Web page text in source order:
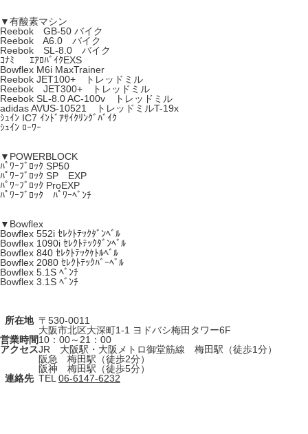
▼有酸素マシン
Reebok GB-50 バイク
Reebok A6.0 バイク
Reebok SL-8.0 バイク
ｺﾅﾐ ｴｱﾛﾊﾞｲｸEXS
Bowflex M6i MaxTrainer
Reebok JET100+ トレッドミル
Reebok JET300+ トレッドミル
Reebok SL-8.0 AC-100v トレッドミル
adidas AVUS-10521 トレッドミルT-19x
ｼｭｲﾝ IC7 ｲﾝﾄﾞｱｻｲｸﾘﾝｸﾞﾊﾞｲｸ
ｼｭｲﾝ ﾛｰﾜｰ
▼POWERBLOCK
ﾊﾟﾜｰﾌﾞﾛｯｸ SP50
ﾊﾟﾜｰﾌﾞﾛｯｸ SP EXP
ﾊﾟﾜｰﾌﾞﾛｯｸ ProEXP
ﾊﾟﾜｰﾌﾞﾛｯｸ ﾊﾟﾜｰﾍﾞﾝﾁ
▼Bowflex
Bowflex 552i ｾﾚｸﾄﾃｯｸﾀﾞﾝﾍﾞﾙ
Bowflex 1090i ｾﾚｸﾄﾃｯｸﾀﾞﾝﾍﾞﾙ
Bowflex 840 ｾﾚｸﾄﾃｯｸｹﾄﾙﾍﾞﾙ
Bowflex 2080 ｾﾚｸﾄﾃｯｸﾊﾞｰﾍﾞﾙ
Bowflex 5.1S ﾍﾞﾝﾁ
Bowflex 3.1S ﾍﾞﾝﾁ
所在地 〒530-0011
大阪市北区大深町1-1 ヨドバシ梅田タワー6F
営業時間10：00～21：00
アクセスJR 大阪駅・大阪メトロ御堂筋線 梅田駅（徒歩1分）
阪急 梅田駅（徒歩2分）
阪神 梅田駅（徒歩5分）
連絡先 TEL 06-6147-6232